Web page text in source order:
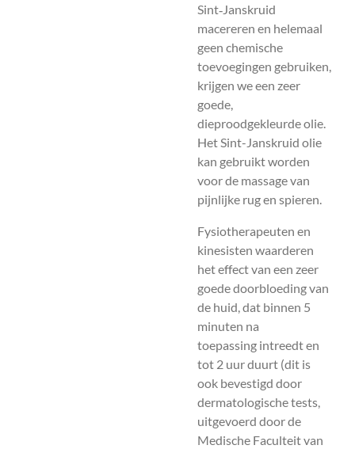
Sint‑Janskruid
macereren en helemaal
geen chemische
toevoegingen gebruiken,
krijgen we een zeer
goede,
dieproodgekleurde olie.
Het Sint-Janskruid olie
kan gebruikt worden
voor de massage van
pijnlijke rug en spieren.
Fysiotherapeuten en
kinesisten waarderen
het effect van een zeer
goede doorbloeding van
de huid, dat binnen 5
minuten na
toepassing intreedt en
tot 2 uur duurt (dit is
ook bevestigd door
dermatologische tests,
uitgevoerd door de
Medische Faculteit van